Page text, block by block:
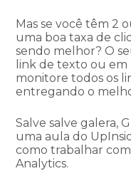
Mas se você têm 2
uma boa taxa de
sendo melhor? O
link de texto ou em
monitore todos os
entregando o
Salve salve galera,
uma aula do
como trabalhar
Analytics.